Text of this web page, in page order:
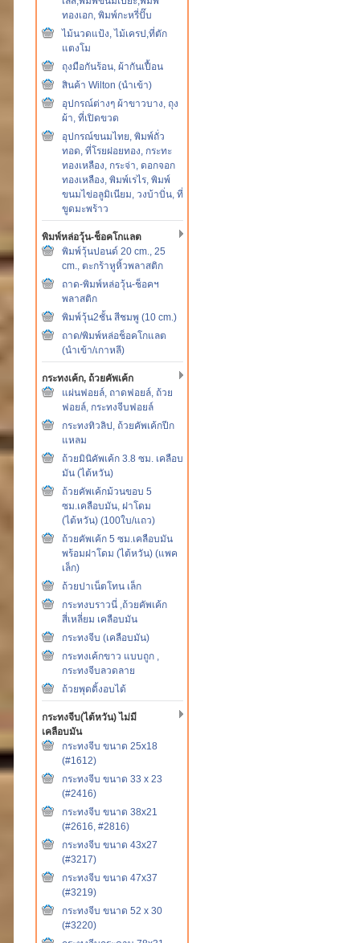
ทองเอก, พิมพ์กะหรี่ปั๊บ
ไม้นวดแป้ง, ไม้เครป,ที่ตัก
แตงโม
ถุงมือกันร้อน, ผ้ากันเปื้อน
สินค้า Wilton (นำเข้า)
อุปกรณ์ต่างๆ ผ้าขาวบาง, ถุง
ผ้า, ที่เปิดขวด
อุปกรณ์ขนมไทย, พิมพ์ถั่ว
ทอด, ที่โรยฝอยทอง, กระทะ
ทองเหลือง, กระจ่า, ดอกจอก
ทองเหลือง, พิมพ์เรไร, พิมพ์
ขนมไข่อลูมิเนียม, วงบ้าบิ่น, ที่
ขูดมะพร้าว
พิมพ์หล่อวุ้น-ช็อคโกแลต
พิมพ์วุ้นปอนด์ 20 cm., 25
cm., ตะกร้าหูหิ้วพลาสติก
ถาด-พิมพ์หล่อวุ้น-ช็อคฯ
พลาสติก
พิมพ์วุ้น2ชั้น สีชมพู (10 cm.)
ถาด/พิมพ์หล่อช็อคโกแลต
(นำเข้า/เกาหลี)
กระทงเค้ก, ถ้วยคัพเค้ก
แผ่นฟอยล์, ถาดฟอยล์, ถ้วย
ฟอยล์, กระทงจีบฟอยล์
กระทงทิวลิป, ถ้วยคัพเค้กปีก
แหลม
ถ้วยมินิคัพเค้ก 3.8 ซม. เคลือบ
มัน (ไต้หวัน)
ถ้วยคัพเค้กม้วนขอบ 5
ซม.เคลือบมัน, ฝาโดม
(ไต้หวัน) (100ใบ/แถว)
ถ้วยคัพเค้ก 5 ซม.เคลือบมัน
พร้อมฝาโดม (ไต้หวัน) (แพค
เล็ก)
ถ้วยปาเน็ตโทน เล็ก
กระทงบราวนี่ ,ถ้วยคัพเค้ก
สี่เหลี่ยม เคลือบมัน
กระทงจีบ (เคลือบมัน)
กระทงเค้กขาว แบบถูก ,
กระทงจีบลวดลาย
ถ้วยพุดดิ้งอบได้
กระทงจีบ(ไต้หวัน) ไม่มี
เคลือบมัน
กระทงจีบ ขนาด 25x18
(#1612)
กระทงจีบ ขนาด 33 x 23
(#2416)
กระทงจีบ ขนาด 38x21
(#2616, #2816)
กระทงจีบ ขนาด 43x27
(#3217)
กระทงจีบ ขนาด 47x37
(#3219)
กระทงจีบ ขนาด 52 x 30
(#3220)